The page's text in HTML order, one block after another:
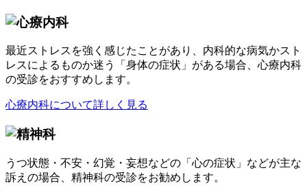
最近ストレスを強く感じたことがあり、内科的な病気かスト
レスによるものか迷う「身体の症状」がある場合、心療内科
の受診をおすすめします。
心療内科について詳しく見る
うつ状態・不安・幻覚・妄想などの「心の症状」などが主な
訴えの場合、精神科の受診をお勧めします。